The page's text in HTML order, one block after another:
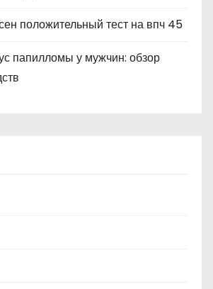
положительный тест на впч 45
папилломы у мужчин: обзор